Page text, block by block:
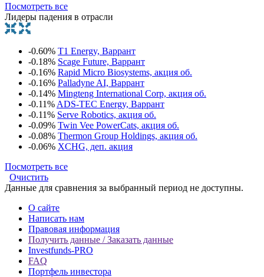
Посмотреть все
Лидеры падения в отрасли
-0.60% T1 Energy, Варрант
-0.18% Scage Future, Варрант
-0.16% Rapid Micro Biosystems, акция об.
-0.16% Palladyne AI, Варрант
-0.14% Mingteng International Corp, акция об.
-0.11% ADS-TEC Energy, Варрант
-0.11% Serve Robotics, акция об.
-0.09% Twin Vee PowerCats, акция об.
-0.08% Thermon Group Holdings, акция об.
-0.06% XCHG, деп. акция
Посмотреть все
Очистить
Данные для сравнения за выбранный период не доступны.
О сайте
Написать нам
Правовая информация
Получить данные / Заказать данные
Investfunds-PRO
FAQ
Портфель инвестора